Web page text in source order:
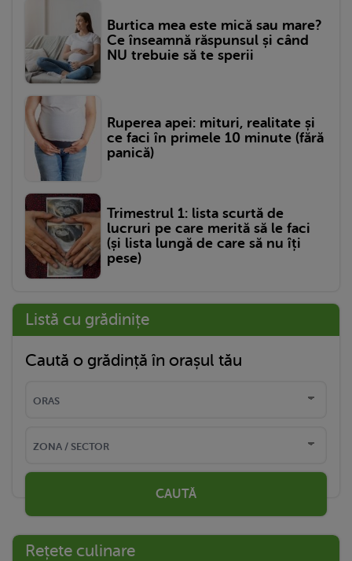
Burtica mea este mică sau mare?
Ce înseamnă răspunsul și când
NU trebuie să te sperii
Ruperea apei: mituri, realitate și
ce faci în primele 10 minute (fără
panică)
Trimestrul 1: lista scurtă de
lucruri pe care merită să le faci
(și lista lungă de care să nu îți
pese)
Listă cu grădinițe
Caută o grădință în orașul tău
CAUTĂ
Rețete culinare